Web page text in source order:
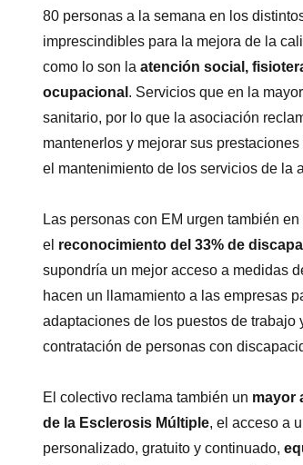
80 personas a la semana en los
imprescindibles para la mejora de la
como lo son la atención social,
ocupacional . Servicios que en la
sanitario, por lo que la asociación
mantenerlos y mejorar sus
el mantenimiento de los servicios de la
Las personas con EM urgen también
el reconocimiento del 33% de
supondría un mejor acceso a medidas
hacen un llamamiento a las empresas
adaptaciones de los puestos de
contratación de personas con
El colectivo reclama también un mayor
de la Esclerosis Múltiple, el acceso a
personalizado, gratuito y continuado,